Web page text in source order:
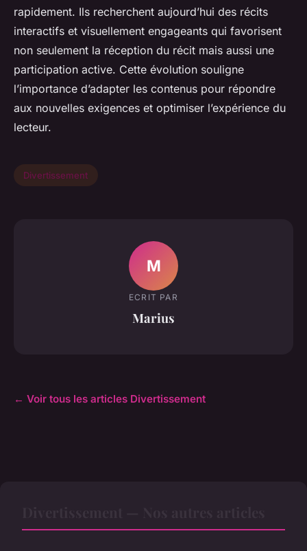
rapidement. Ils recherchent aujourd’hui des récits
interactifs et visuellement engageants qui favorisent
non seulement la réception du récit mais aussi une
participation active. Cette évolution souligne
l’importance d’adapter les contenus pour répondre
aux nouvelles exigences et optimiser l’expérience du
lecteur.
Divertissement
M
ECRIT PAR
Marius
← Voir tous les articles Divertissement